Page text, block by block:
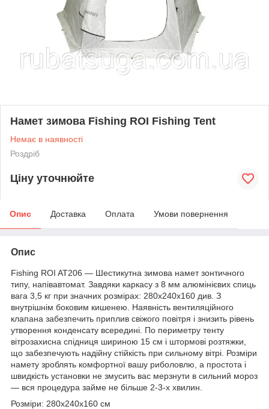
Намет зимова Fishing ROI Fishing Tent
Немає в наявності
Роздріб
Ціну уточнюйте
Опис Доставка Оплата Умови повернення
Опис
Fishing ROI AT206 ― Шестикутна зимова намет зонтичного
типу, напівавтомат. Завдяки каркасу з 8 мм алюмінієвих спиць
вага 3,5 кг при значних розмірах: 280х240х160 див. З
внутрішнім боковим кишенею. Наявність вентиляційного
клапана забезпечить приплив свіжого повітря і знизить рівень
утворення конденсату всередині. По периметру тенту
вітрозахисна спідниця шириною 15 см і штормові розтяжки,
що забезпечують надійну стійкість при сильному вітрі. Розміри
намету зроблять комфортної вашу риболовлю, а простота і
швидкість установки не змусить вас мерзнути в сильний мороз
― вся процедура займе не більше 2-3-х хвилин.
Розміри: 280х240х160 см